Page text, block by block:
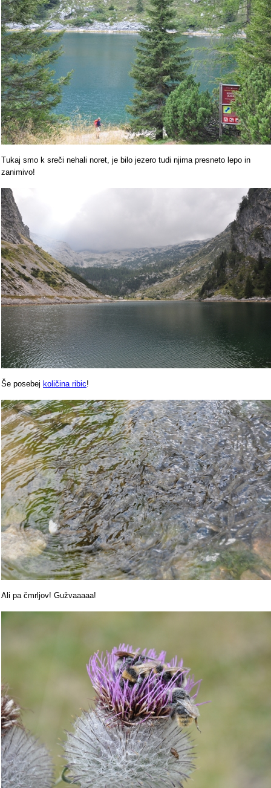
Tukaj smo k sreči nehali noret, je bilo jezero tudi njima presneto lepo in
zanimivo!
Še posebej količina ribic!
Ali pa čmrljov! Gužvaaaaa!